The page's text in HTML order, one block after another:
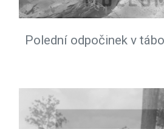
Polední odpočinek v